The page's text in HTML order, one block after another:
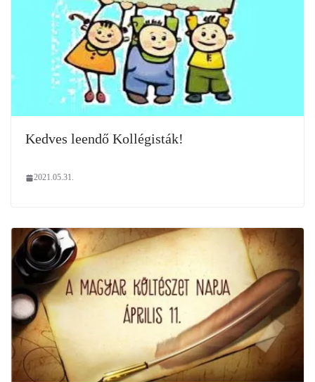
Kedves leendő Kollégisták!
2021.05.31.